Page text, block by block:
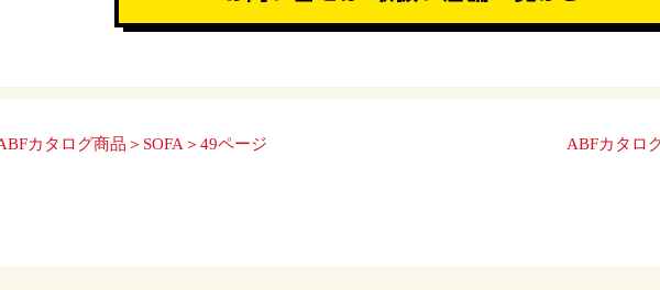
カタログ商品＞SOFA＞49ページ ABFカタロ